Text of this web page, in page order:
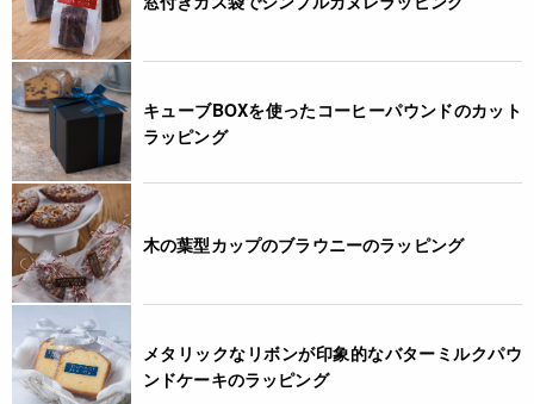
キューブBOXを使ったコーヒーパウンドのカット
ラッピング
木の葉型カップのブラウニーのラッピング
メタリックなリボンが印象的なバターミルクパウ
ンドケーキのラッピング